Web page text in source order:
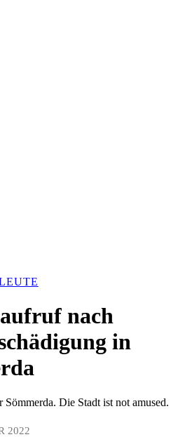
nach
in
Die Stadt ist not amused.
2022